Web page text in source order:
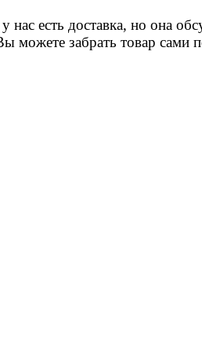
есть доставка, но она
можете забрать товар сами